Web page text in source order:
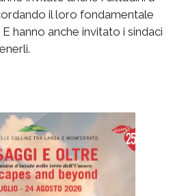
il loro fondamentale
hanno anche invitato i sindaci